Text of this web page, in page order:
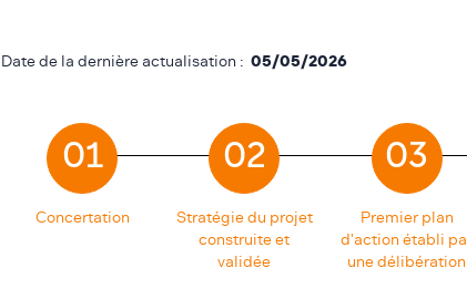
Date de la dernière actualisation : 05/05/2026
01
Concertation
02
Stratégie du projet
construite et
validée
03
Premier plan
d'action établi
une délibération